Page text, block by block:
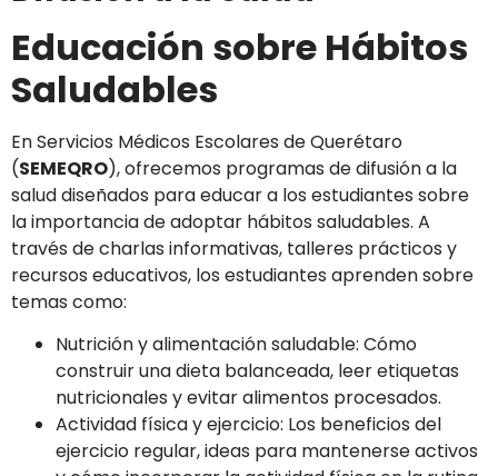
Educación sobre Hábitos
Saludables
En Servicios Médicos Escolares de Querétaro
(SEMEQRO), ofrecemos programas de difusión a la
salud diseñados para educar a los estudiantes sobre
la importancia de adoptar hábitos saludables. A
través de charlas informativas, talleres prácticos y
recursos educativos, los estudiantes aprenden sobre
temas como:
Nutrición y alimentación saludable: Cómo
construir una dieta balanceada, leer etiquetas
nutricionales y evitar alimentos procesados.
Actividad física y ejercicio: Los beneficios del
ejercicio regular, ideas para mantenerse activos